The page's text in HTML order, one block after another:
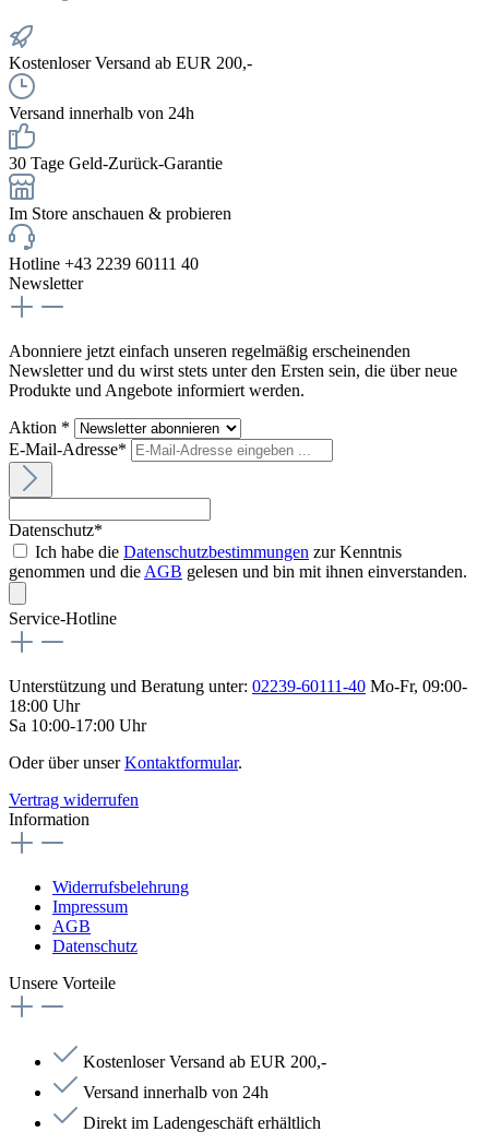
Kostenloser Versand ab EUR 200,-
Versand innerhalb von 24h
30 Tage Geld-Zurück-Garantie
Im Store anschauen & probieren
Hotline +43 2239 60111 40
Newsletter
Abonniere jetzt einfach unseren regelmäßig erscheinenden
Newsletter und du wirst stets unter den Ersten sein, die über neue
Produkte und Angebote informiert werden.
Aktion *
E-Mail-Adresse*
Datenschutz*
Ich habe die Datenschutzbestimmungen zur Kenntnis
genommen und die AGB gelesen und bin mit ihnen einverstanden.
Service-Hotline
Unterstützung und Beratung unter: 02239-60111-40 Mo-Fr, 09:00-
18:00 Uhr
Sa 10:00-17:00 Uhr
Oder über unserKontaktformular.
Vertrag widerrufen
Information
Widerrufsbelehrung
Impressum
AGB
Datenschutz
Unsere Vorteile
Kostenloser Versand ab EUR 200,-
Versand innerhalb von 24h
Direkt im Ladengeschäft erhältlich